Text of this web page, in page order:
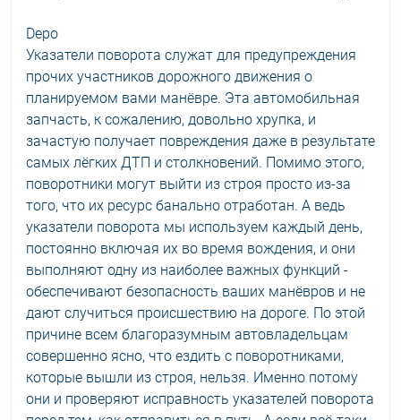
Depo
Указатели поворота служат для предупреждения
прочих участников дорожного движения о
планируемом вами манёвре. Эта автомобильная
запчасть, к сожалению, довольно хрупка, и
зачастую получает повреждения даже в результате
самых лёгких ДТП и столкновений. Помимо этого,
поворотники могут выйти из строя просто из-за
того, что их ресурс банально отработан. А ведь
указатели поворота мы используем каждый день,
постоянно включая их во время вождения, и они
выполняют одну из наиболее важных функций -
обеспечивают безопасность ваших манёвров и не
дают случиться происшествию на дороге. По этой
причине всем благоразумным автовладельцам
совершенно ясно, что ездить с поворотниками,
которые вышли из строя, нельзя. Именно потому
они и проверяют исправность указателей поворота